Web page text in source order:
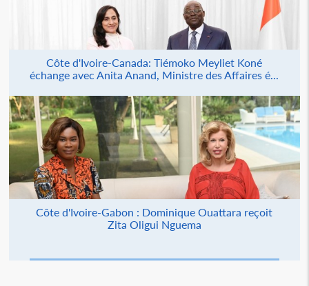
Côte d'Ivoire-Canada: Tiémoko Meyliet Koné
échange avec Anita Anand, Ministre des Affaires é...
Côte d'Ivoire-Gabon : Dominique Ouattara reçoit
Zita Oligui Nguema